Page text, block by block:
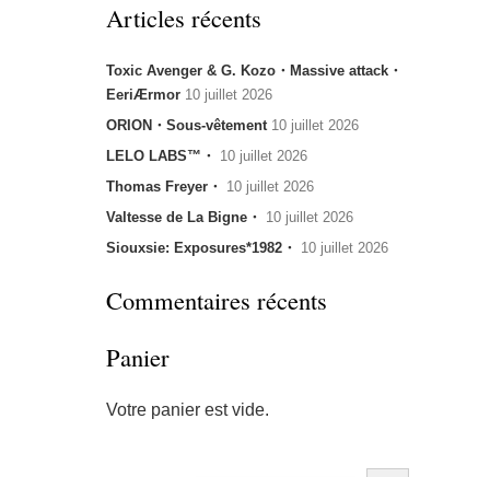
Articles récents
Toxic Avenger & G. Kozo・Massive attack・
EeriÆrmor 10 juillet 2026
ORION・Sous-vêtement 10 juillet 2026
LELO LABS™・ 10 juillet 2026
Thomas Freyer・ 10 juillet 2026
Valtesse de La Bigne・ 10 juillet 2026
Siouxsie: Exposures*1982・ 10 juillet 2026
Commentaires récents
Panier
Votre panier est vide.